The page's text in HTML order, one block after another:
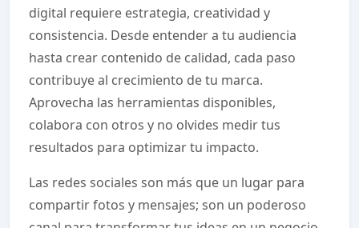
digital requiere estrategia, creatividad y
consistencia. Desde entender a tu audiencia
hasta crear contenido de calidad, cada paso
contribuye al crecimiento de tu marca.
Aprovecha las herramientas disponibles,
colabora con otros y no olvides medir tus
resultados para optimizar tu impacto.
Las redes sociales son más que un lugar para
compartir fotos y mensajes; son un poderoso